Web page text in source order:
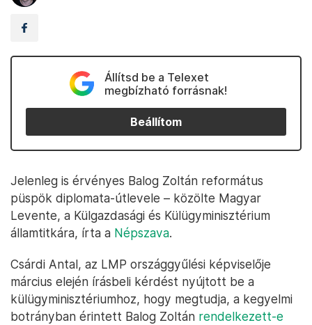
Állítsd be a Telexet
megbízható forrásnak!
Beállítom
Jelenleg is érvényes Balog Zoltán református
püspök diplomata-útlevele – közölte Magyar
Levente, a Külgazdasági és Külügyminisztérium
államtitkára, írta a Népszava.
Csárdi Antal, az LMP országgyűlési képviselője
március elején írásbeli kérdést nyújtott be a
külügyminisztériumhoz, hogy megtudja, a kegyelmi
botrányban érintett Balog Zoltán rendelkezett-e